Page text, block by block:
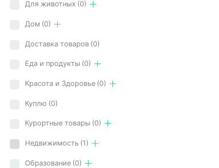
Для животных (0)
Дом (0)
Доставка товаров (0)
Еда и продукты (0)
Красота и Здоровье (0)
Куплю (0)
Курортные товары (0)
Недвижимость (1)
Образование (0)